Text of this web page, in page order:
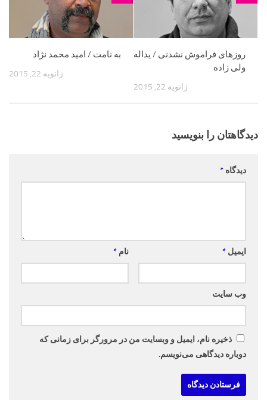
به نامت / امید محمد نژاد
ژانویه 22, 2015
روزهای فراموش نشدنی / یداله
ولی زاده
ژانویه 22, 2015
دیدگاهتان را بنویسید
دیدگاه *
نام * ایمیل *
وب‌ سایت
ذخیره نام، ایمیل و وبسایت من در مرورگر برای زمانی که
دوباره دیدگاهی می‌نویسم.